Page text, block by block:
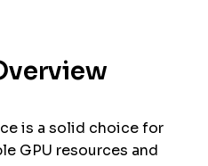
is a solid choice for
GPU resources and